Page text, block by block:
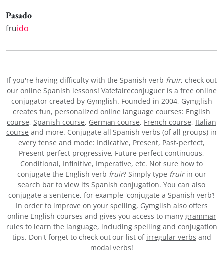
Pasado
fruido
If you're having difficulty with the Spanish verb fruir, check out
our online Spanish lessons! Vatefaireconjuguer is a free online
conjugator created by Gymglish. Founded in 2004, Gymglish
creates fun, personalized online language courses: English
course, Spanish course, German course, French course, Italian
course and more. Conjugate all Spanish verbs (of all groups) in
every tense and mode: Indicative, Present, Past-perfect,
Present perfect progressive, Future perfect continuous,
Conditional, Infinitive, Imperative, etc. Not sure how to
conjugate the English verb fruir? Simply type fruirin our
search bar to view its Spanish conjugation. You can also
conjugate a sentence, for example 'conjugate a Spanish verb’!
In order to improve on your spelling, Gymglish also offers
online English courses and gives you access to many grammar
rules to learn the language, including spelling and conjugation
tips. Don't forget to check out our list of irregular verbs and
modal verbs!